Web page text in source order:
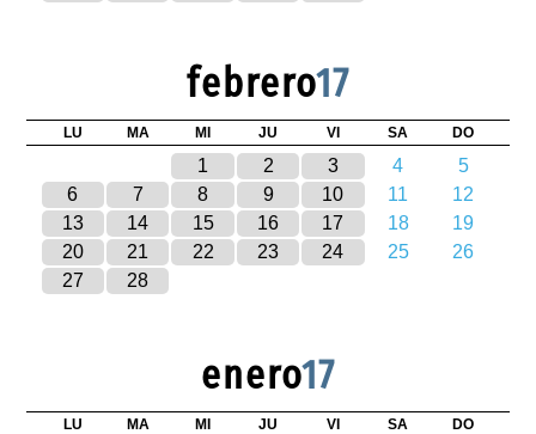
febrero17
LU MA MI JU VI SA DO
1 2 3 4
5
6
7 8 9 10 11
12
13
14 15 16 17 18
19
20
21 22 23 24 25
26
27
28
enero17
LU MA MI JU VI SA DO